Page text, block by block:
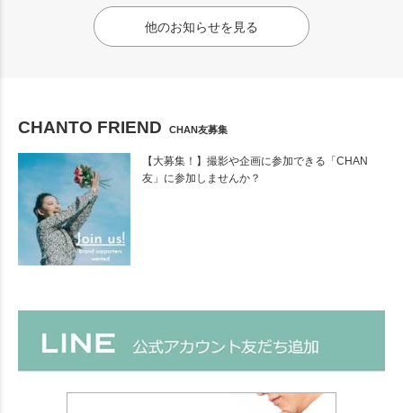
他のお知らせを見る
CHANTO FRIEND CHAN友募集
【大募集！】撮影や企画に参加できる「CHAN
友」に参加しませんか？